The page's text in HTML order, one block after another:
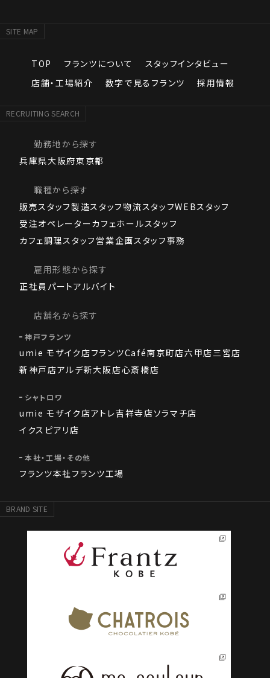
SITE MAP
TOP フランツについて
スタッフインタビュー
店舗・工場紹介
数字で見るフランツ 採用情報
RECRUITING SEARCH
勤務地から探す
兵庫県大阪府東京都
職種から探す
販売スタッフ製造スタッフ物流スタッフWEBスタッフ
受注オペレーターカフェホールスタッフ
カフェ調理スタッフ 営業企画スタッフ事務
雇用形態から探す
正社員 パートアルバイト
店舗名から探す
神戸フランツ
umie モザイク店フランツCafé南京町店六甲店三宮店
新神戸店アルデ新大阪店心斎橋店
シャトロワ
umie モザイク店アトレ吉祥寺店ソラマチ店
イクスピアリ店
本社・工場・その他
フランツ本社 フランツ工場
BRAND SITE